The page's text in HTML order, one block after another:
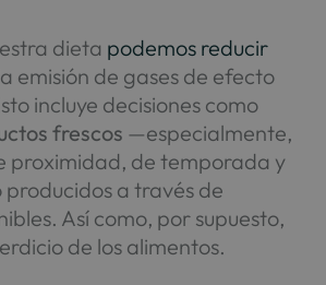
dieta podemos reducir
emisión de gases de efecto
incluye decisiones como
frescos —especialmente,
proximidad, de temporada y
producidos a través de
Así como, por supuesto,
de los alimentos.